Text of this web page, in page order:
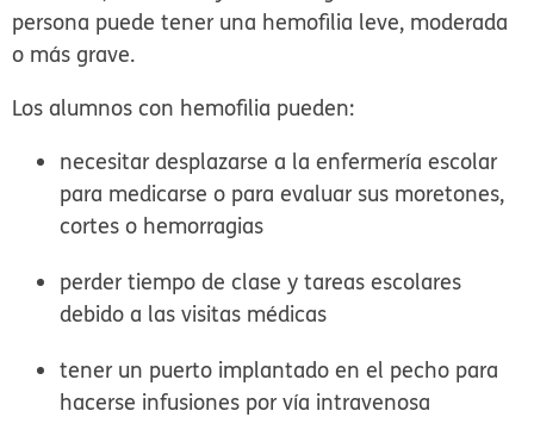
persona puede tener una hemofilia leve, moderada
o más grave.
Los alumnos con hemofilia pueden:
necesitar desplazarse a la enfermería escolar
para medicarse o para evaluar sus moretones,
cortes o hemorragias
perder tiempo de clase y tareas escolares
debido a las visitas médicas
tener un puerto implantado en el pecho para
hacerse infusiones por vía intravenosa